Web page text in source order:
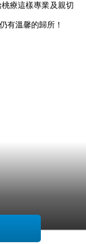
療這樣專業及親切
有溫馨的歸所！